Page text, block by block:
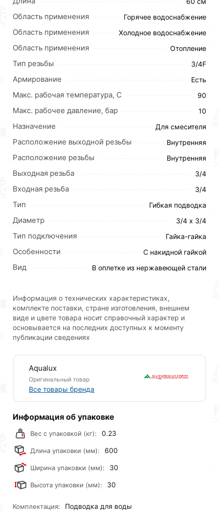
Для приобретения данной позиции, кликните
мышкой«Добавить в корзину»
кнопку «Быстрый заказ»
. Также можете оформить
заказ позвонив по контактам указанным на сайте.
г. АКВАЛЮКС (100/5шт) действительны в Москве и
области.
Наши профессиональные менеджеры обработают
заказ и свяжутся с Вами для согласования условий
доставки или самовывоза.Перед оформлением
онлайн заказа рекомендуем ознакомиться с
описанием, характеристиками и отзывами.
Данний товар от производителя
сертифицирован,
соответствует всем стандартам качества. Возврат
купленного товарa в течение 30 дней (наличие чека
Область применения Горячее водоснабжение
Область применения Холодное водоснабжение
Область применения Отопление
Тип резьбы 3/4F
Армирование Есть
Макс. рабочая температура, C 90
Макс. рабочее давление, бар 10
Назначение Для смесителя
Расположение выходной резьбы Внутренняя
Расположение резьбы Внутренняя
Выходная резьба 3/4
Входная резьба 3/4
Тип Гибкая подводка
Диаметр 3/4 х 3/4
Тип подключения Гайка-гайка
Особенности С накидной гайкой
Вид В оплетке из нержавеющей стали
Информация о технических характеристиках,
комплекте поставки, стране изготовления, внешнем
виде и цвете товара носит справочный характер и
основывается на последних доступных к моменту
публикации сведениях
Aqualux
Оригинальный товар
Все товары бренда
Информация об упаковке
Вес с упаковкой (кг): 0.23
Длина упаковки (мм): 600
Ширина упаковки (мм): 30
Высота упаковки (мм): 30
Комплектация: Подводка для воды